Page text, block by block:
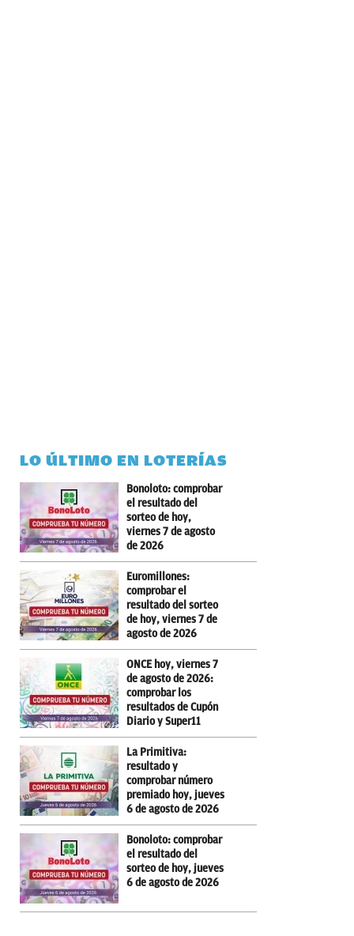
LO ÚLTIMO EN LOTERÍAS
Bonoloto: comprobar
el resultado del
sorteo de hoy,
viernes 7 de agosto
de 2026
Euromillones:
comprobar el
resultado del sorteo
de hoy, viernes 7 de
agosto de 2026
ONCE hoy, viernes 7
de agosto de 2026:
comprobar los
resultados de Cupón
Diario y Super11
La Primitiva:
resultado y
comprobar número
premiado hoy, jueves
6 de agosto de 2026
Bonoloto: comprobar
el resultado del
sorteo de hoy, jueves
6 de agosto de 2026